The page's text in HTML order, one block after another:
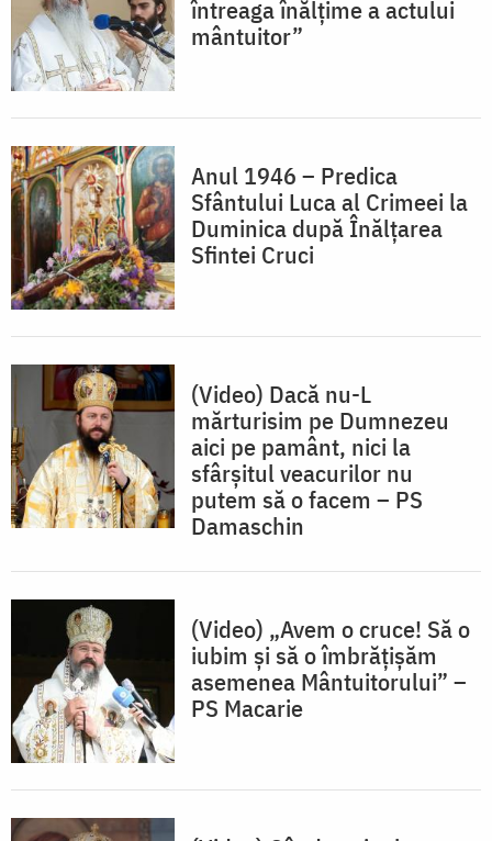
întreaga înălțime a actului
mântuitor”
Anul 1946 – Predica
Sfântului Luca al Crimeei la
Duminica după Înălțarea
Sfintei Cruci
(Video) Dacă nu-L
mărturisim pe Dumnezeu
aici pe pamânt, nici la
sfârșitul veacurilor nu
putem să o facem – PS
Damaschin
(Video) „Avem o cruce! Să o
iubim și să o îmbrățișăm
asemenea Mântuitorului” –
PS Macarie